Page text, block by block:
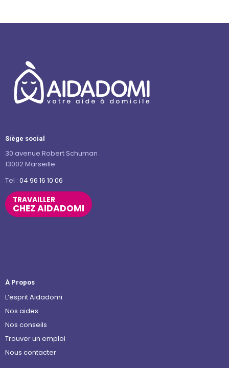
Siège social
30 avenue Robert Schuman
13002 Marseille
Tel : 04 96 16 10 06
TRAVAILLER
CHEZ AIDADOMI
À Propos
L’esprit Aidadomi
Nos aides
Nos conseils
Trouver un emploi
Nous contacter